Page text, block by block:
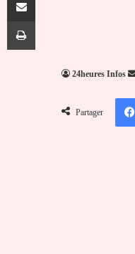
24heures Infos
Partager